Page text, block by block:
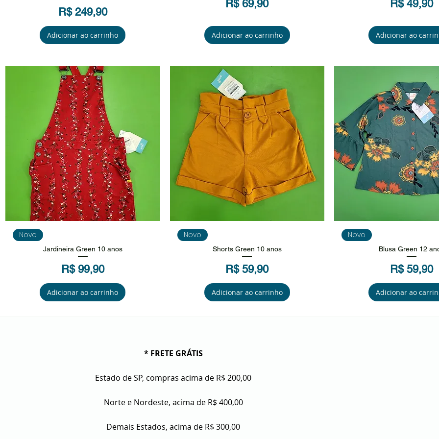
Preço
R$ 249,90
Adicionar ao carrinho
Preço
R$ 69,90
Adicionar ao carrinho
Preço
R$ 49,90
Adicionar ao
Novo
Jardineira Green 10 anos
Preço
R$ 99,90
Adicionar ao carrinho
Novo
Shorts Green 10 anos
Preço
R$ 59,90
Adicionar ao carrinho
Novo
Blusa Green 12
Preço
R$ 59,90
Adicionar ao
* FRETE GRÁTIS
Estado de SP, compras acima de R$ 200,00
Norte e Nordeste, acima de R$ 400,00
Demais Estados, acima de R$ 300,00